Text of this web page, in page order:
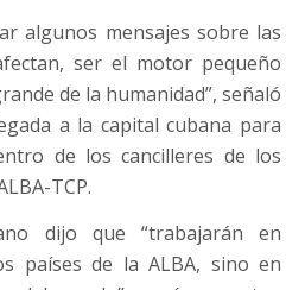
algunos mensajes sobre las
ser el motor pequeño
de la humanidad”, señaló
a la capital cubana para
de los cancilleres de los
TCP.
dijo que “trabajarán en
países de la ALBA, sino en